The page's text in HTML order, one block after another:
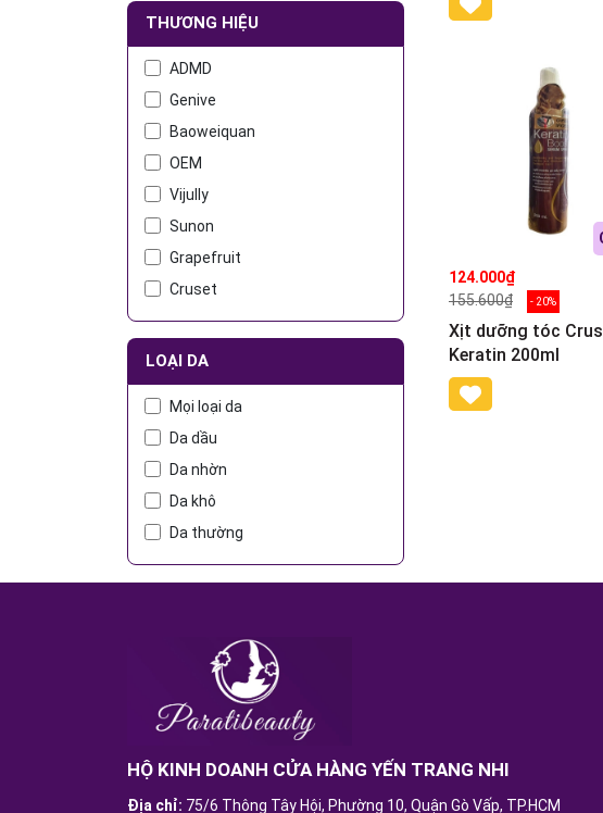
THƯƠNG HIỆU
ADMD
Genive
Baoweiquan
OEM
Vijully
Sunon
Grapefruit
Cruset
LOẠI DA
Mọi loại da
Da dầu
Da nhờn
Da khô
Da thường
100ml
124.000₫
155.600₫
- 20%
Xịt dưỡng tóc
Keratin 200ml
HỘ KINH DOANH CỬA HÀNG YẾN TRANG NHI
Địa chỉ: 75/6 Thông Tây Hội, Phường 10, Quận Gò Vấp, TP.HCM